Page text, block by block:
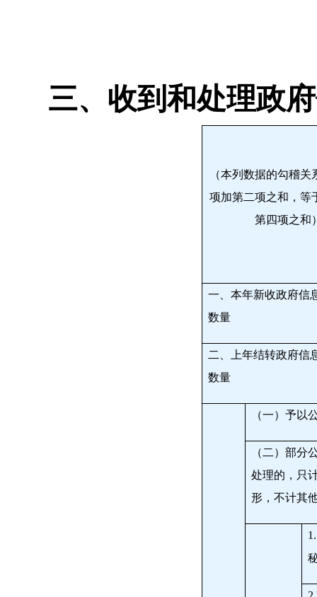
三、收到和处理政
（本列数据的勾稽关
项加第二项之和，等
第四项之和
一、本年新收政府信
数量
二、上年结转政府信
数量
（一）予以
（二）部分
处理的，只
形，不计其
1.